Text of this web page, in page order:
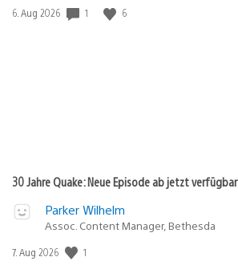
Veröffentlichungsdatum:
6. Aug 2026 1 6
30 Jahre Quake: Neue Episode ab jetzt verfügbar
Parker Wilhelm
Assoc. Content Manager, Bethesda
Veröffentlichungsdatum:
7. Aug 2026 1